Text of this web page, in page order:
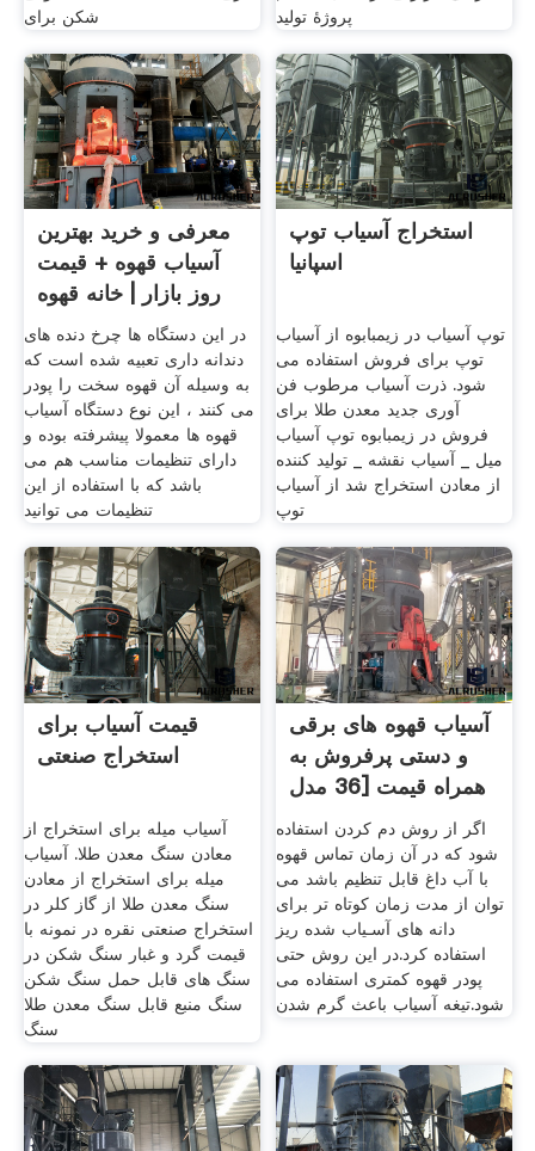
شکن برای
پروژۀ تولید
معرفی و خرید بهترین
آسیاب قهوه + قیمت
روز بازار | خانه قهوه
در این دستگاه ها چرخ دنده های
دندانه داری تعبیه شده است که
به وسیله آن قهوه سخت را پودر
می کنند ، این نوع دستگاه آسیاب
قهوه ها معمولا پیشرفته بوده و
دارای تنظیمات مناسب هم می
باشد که با استفاده از این
تنظیمات می توانید
استخراج آسیاب توپ
اسپانیا
توپ آسیاب در زیمبابوه از آسیاب
توپ برای فروش استفاده می
شود. ذرت آسیاب مرطوب فن
آوری جدید معدن طلا برای
فروش در زیمبابوه توپ آسیاب
میل _ آسیاب نقشه _ تولید کننده
از معادن استخراج شد از آسیاب
توپ
قیمت آسیاب برای
استخراج صنعتی
آسیاب میله برای استخراج از
معادن سنگ معدن طلا. آسیاب
میله برای استخراج از معادن
سنگ معدن طلا از گاز كلر در
استخراج صنعتی نقره در نمونه با
قیمت گرد و غبار سنگ شکن در
سنگ های قابل حمل سنگ شکن
سنگ منبع قابل سنگ معدن طلا
سنگ
آسیاب قهوه های برقی
و دستی پرفروش به
همراه قیمت [36 مدل
اگر از روش دم کردن استفاده
شود که در آن زمان تماس قهوه
با آب داغ قابل تنظیم باشد می
توان از مدت زمان کوتاه تر برای
دانه های آسـیاب شده ریز
استفاده کرد.در این روش حتی
پودر قهوه کمتری استفاده می
شود.تیغه آسیاب باعث گرم شدن